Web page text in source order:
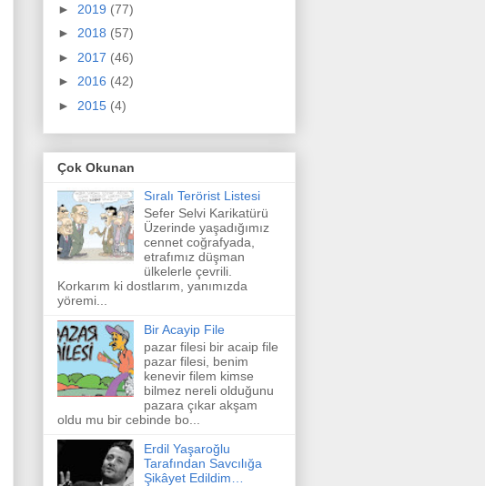
► 2019 (77)
► 2018 (57)
► 2017 (46)
► 2016 (42)
► 2015 (4)
Çok Okunan
Sıralı Terörist Listesi
Sefer Selvi Karikatürü
Üzerinde yaşadığımız
cennet coğrafyada,
etrafımız düşman
ülkelerle çevrili.
Korkarım ki dostlarım, yanımızda
yöremi...
Bir Acayip File
pazar filesi bir acaip file
pazar filesi, benim
kenevir filem kimse
bilmez nereli olduğunu
pazara çıkar akşam
oldu mu bir cebinde bo...
Erdil Yaşaroğlu
Tarafından Savcılığa
Şikâyet Edildim…